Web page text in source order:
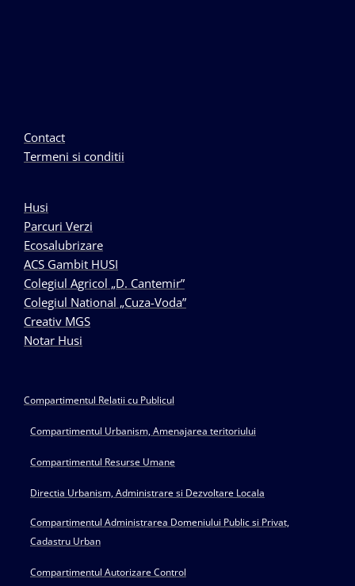
Contact
Termeni si conditii
Husi
Parcuri Verzi
Ecosalubrizare
ACS Gambit HUSI
Colegiul Agricol „D. Cantemir”
Colegiul National „Cuza-Voda”
Creativ MGS
Notar Husi
Compartimentul Relatii cu Publicul
Compartimentul Urbanism, Amenajarea teritoriului
Compartimentul Resurse Umane
Directia Urbanism, Administrare si Dezvoltare Locala
Compartimentul Administrarea Domeniului Public si Privat,
Cadastru Urban
Compartimentul Autorizare Control